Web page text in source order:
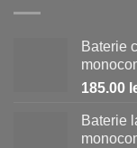
Baterie
185.00
Baterie